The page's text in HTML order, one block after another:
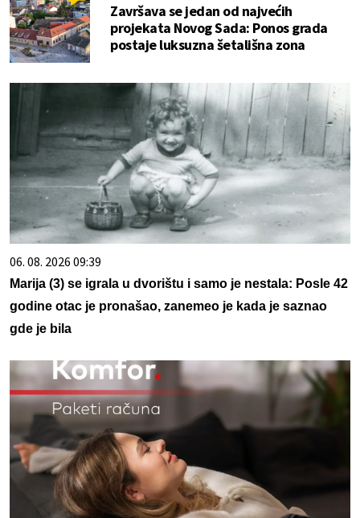
Završava se jedan od najvećih
projekata Novog Sada: Ponos grada
postaje luksuzna šetališna zona
06. 08. 2026 09:39
Marija (3) se igrala u dvorištu i samo je nestala: Posle 42
godine otac je pronašao, zanemeo je kada je saznao
gde je bila